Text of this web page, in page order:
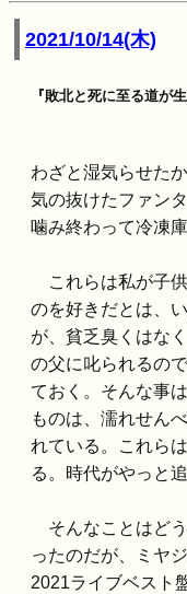
2021/10/14(木)
『敗北と死に至る道が
わざと湿気らせた
気の抜けたファンタ
噛み終わって冷凍
これらは私が子
のを好きだとは、
が、貧乏臭くはな
の父に叱られるの
ておく。そんな事
ものは、濡れせん
れている。これら
る。時代がやっと
そんなことはど
ったのだが、ミヤ
2021ライブベスト